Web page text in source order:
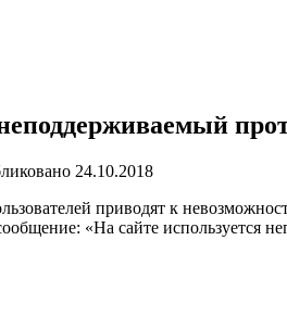
24.10.2018
приводят к
«На сайте